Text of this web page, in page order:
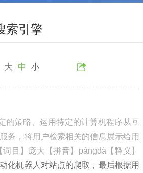
索引擎
大 中 小
的策略、运用特定的计算机程序从互
务，将用户检索相关的信息展示给用
词目】庞大【拼音】pángdà【释义】
化机器人对站点的爬取，最后根据用